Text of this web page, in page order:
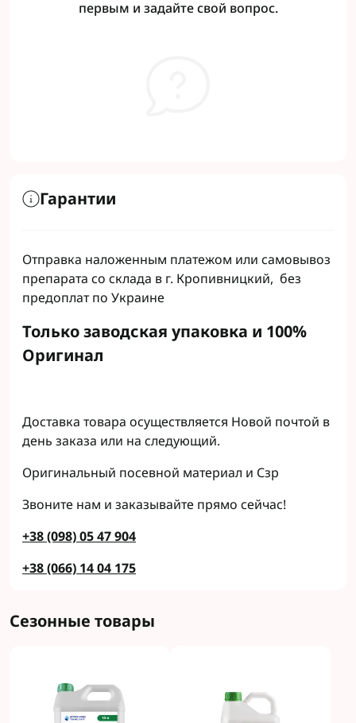
первым и задайте свой вопрос.
Гарантии
Отправка наложенным платежом или самовывоз
препарата со склада в г. Кропивницкий, без
предоплат по Украине
Только заводская упаковка и 100%
Оригинал
Доставка товара осуществляется Новой почтой в
день заказа или на следующий.
Оригинальный посевной материал и Сзр
Звоните нам и заказывайте прямо сейчас!
+38 (098) 05 47 904
+38 (066) 14 04 175
Сезонные товары